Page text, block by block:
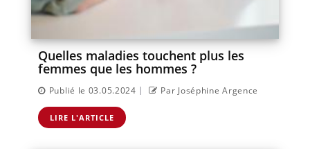
Quelles maladies touchent plus les
femmes que les hommes ?
Publié le 03.05.2024 | Par Joséphine Argence
LIRE L'ARTICLE